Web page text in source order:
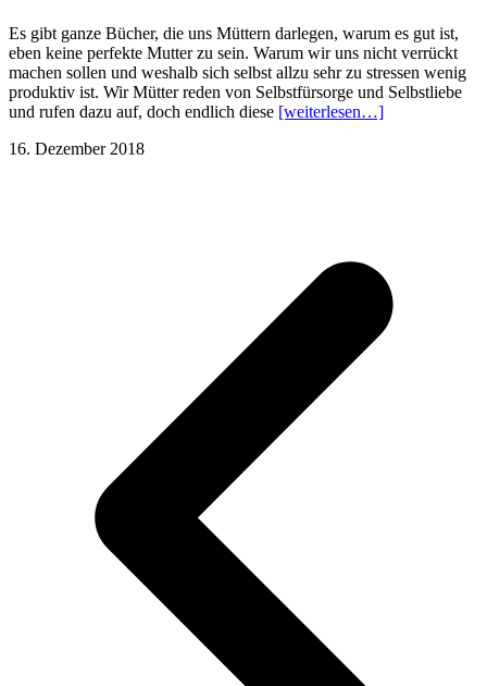
Es gibt ganze Bücher, die uns Müttern darlegen, warum es gut ist,
eben keine perfekte Mutter zu sein. Warum wir uns nicht verrückt
machen sollen und weshalb sich selbst allzu sehr zu stressen wenig
produktiv ist. Wir Mütter reden von Selbstfürsorge und Selbstliebe
und rufen dazu auf, doch endlich diese [weiterlesen…]
16. Dezember 2018